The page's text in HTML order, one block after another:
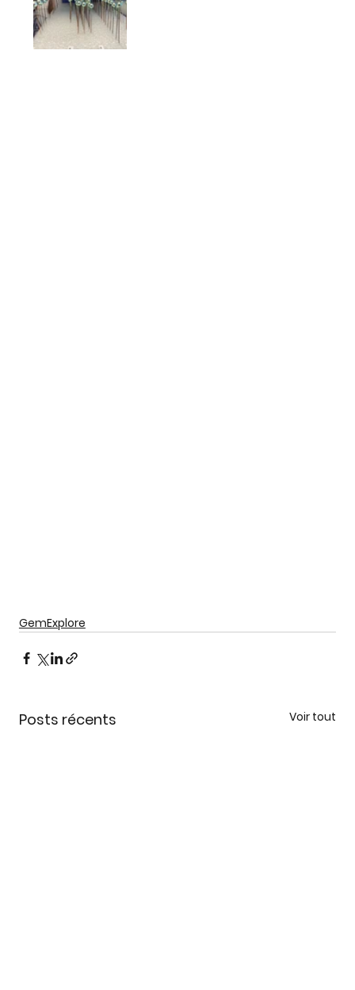
GemExplore
Posts récents Voir tout